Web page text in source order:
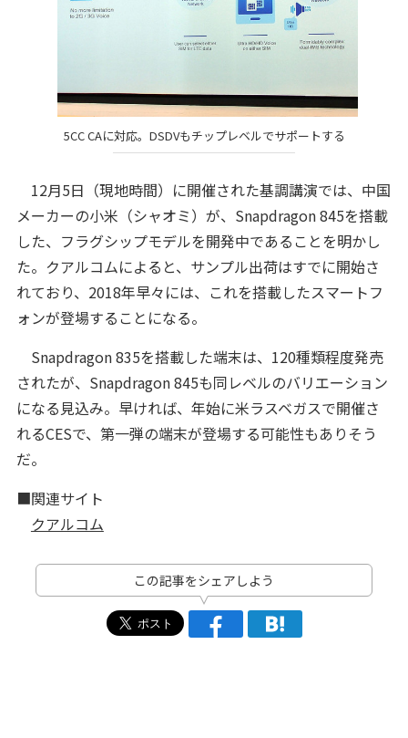
5CC CAに対応。DSDVもチップレベルでサポートする
12月5日（現地時間）に開催された基調講演では、中国
メーカーの小米（シャオミ）が、Snapdragon 845を搭載
した、フラグシップモデルを開発中であることを明かし
た。クアルコムによると、サンプル出荷はすでに開始さ
れており、2018年早々には、これを搭載したスマートフ
ォンが登場することになる。
Snapdragon 835を搭載した端末は、120種類程度発売
されたが、Snapdragon 845も同レベルのバリエーション
になる見込み。早ければ、年始に米ラスベガスで開催さ
れるCESで、第一弾の端末が登場する可能性もありそう
だ。
■関連サイト
クアルコム
この記事をシェアしよう